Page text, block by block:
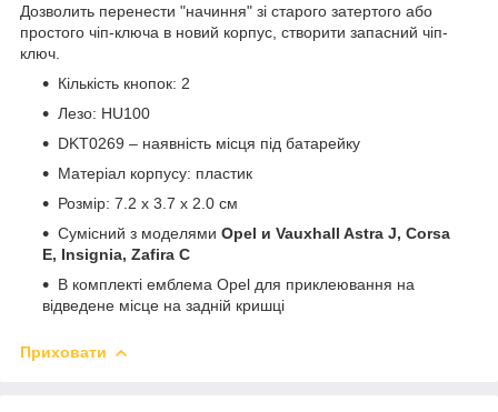
Дозволить перенести "начиння" зі старого затертого або
простого чіп-ключа в новий корпус, створити запасний чіп-
ключ.
Кількість кнопок: 2
Лезо: HU100
DKT0269 – наявність місця під батарейку
Матеріал корпусу: пластик
Розмір: 7.2 х 3.7 х 2.0 см
Сумісний з моделями Opel и Vauxhall Astra J, Corsa
E, Insignia, Zafira C
В комплекті емблема Opel для приклеювання на
відведене місце на задній кришці
Приховати